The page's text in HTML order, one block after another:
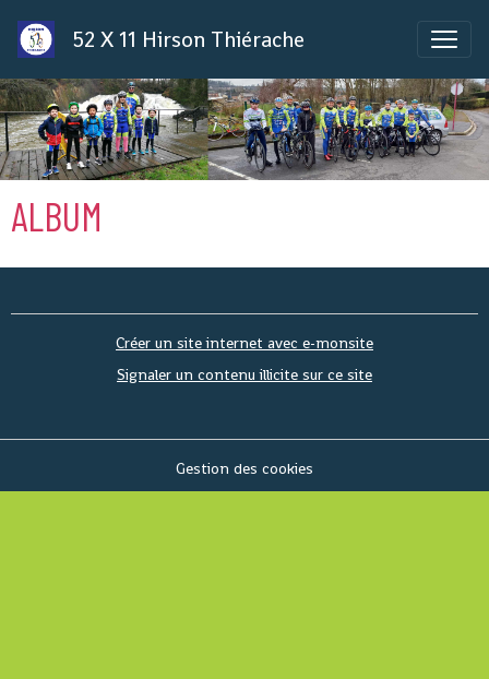
52 X 11 Hirson Thiérache
ALBUM
Créer un site internet avec e-monsite
Signaler un contenu illicite sur ce site
Gestion des cookies